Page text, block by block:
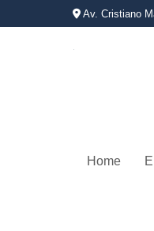
Av. Cristiano
Home